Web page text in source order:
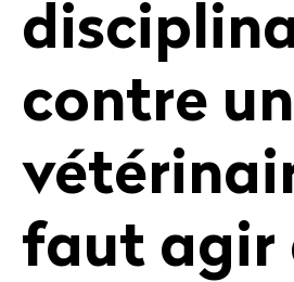
contre un
faut agir